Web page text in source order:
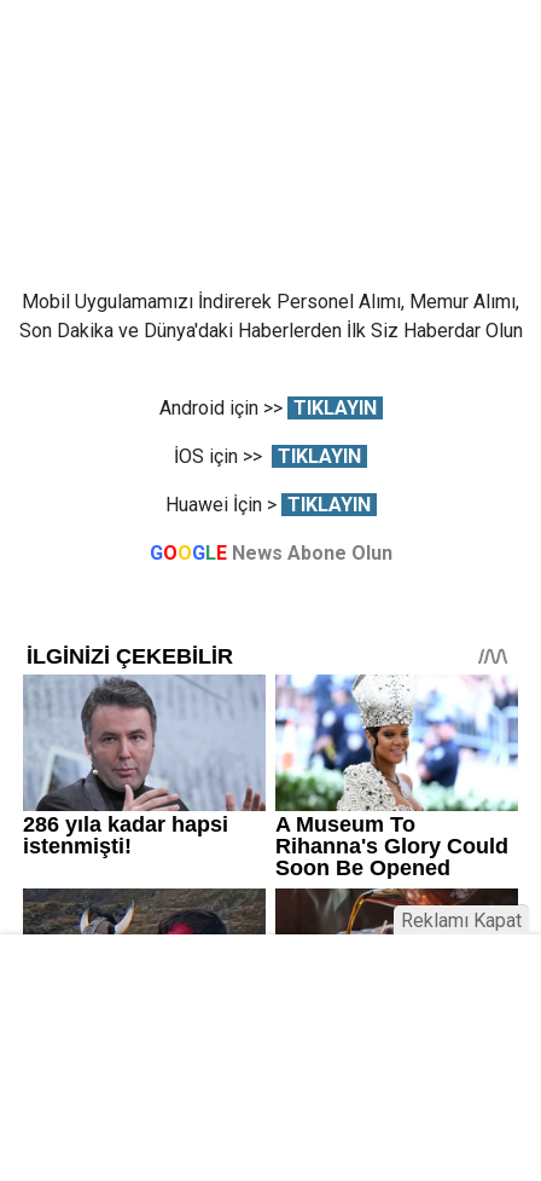
Mobil Uygulamamızı İndirerek Personel Alımı, Memur Alımı,
Son Dakika ve Dünya'daki Haberlerden İlk Siz Haberdar Olun
Android için >> TIKLAYIN
İOS için >> TIKLAYIN
Huawei İçin > TIKLAYIN
GOOGLE News Abone Olun
Reklamı Kapat